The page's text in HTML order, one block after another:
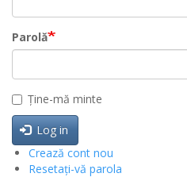
Parolă
Ține-mă minte
Log in
Crează cont nou
Resetați-vă parola